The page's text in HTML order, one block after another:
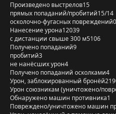
Произведено выстрелов15
прямых попаданий/пробитий15/14
осколочно-фугасных повреждений0
Нанесение урона12039
с дистанции свыше 300 м5106
Получено попаданий9
пробитий3
не нанёсших урон4
Получено попаданий осколками4
Урон, заблокированный бронёй
Урон союзникам (уничтожено/
Обнаружено машин противника1
Повреждено/уничтожено машин